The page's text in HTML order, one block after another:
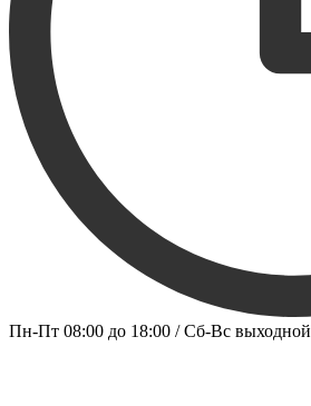
Пн-Пт 08:00 до 18:00 / Сб-Вс выходной